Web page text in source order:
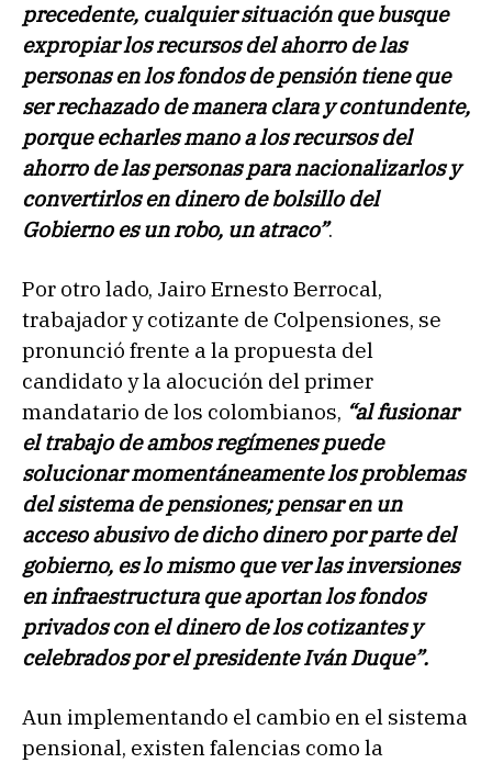
precedente, cualquier situación que busque
expropiar los recursos del ahorro de las
personas en los fondos de pensión tiene que
ser rechazado de manera clara y contundente,
porque echarles mano a los recursos del
ahorro de las personas para nacionalizarlos y
convertirlos en dinero de bolsillo del
Gobierno es un robo, un atraco”.
Por otro lado, Jairo Ernesto Berrocal,
trabajador y cotizante de Colpensiones, se
pronunció frente a la propuesta del
candidato y la alocución del primer
mandatario de los colombianos, “al fusionar
el trabajo de ambos regímenes puede
solucionar momentáneamente los problemas
del sistema de pensiones; pensar en un
acceso abusivo de dicho dinero por parte del
gobierno, es lo mismo que ver las inversiones
en infraestructura que aportan los fondos
privados con el dinero de los cotizantes y
celebrados por el presidente Iván Duque”.
Aun implementando el cambio en el sistema
pensional, existen falencias como la